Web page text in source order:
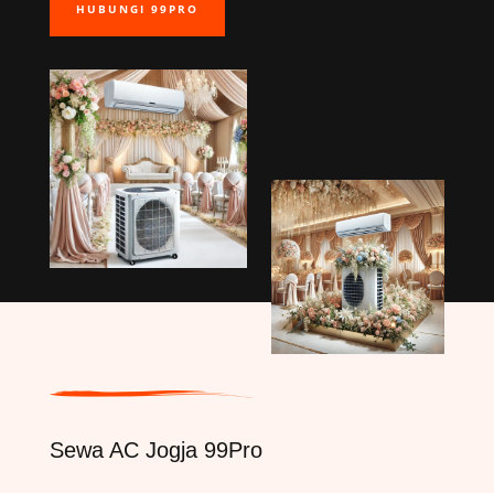
HUBUNGI 99PRO
Sewa AC Jogja 99Pro